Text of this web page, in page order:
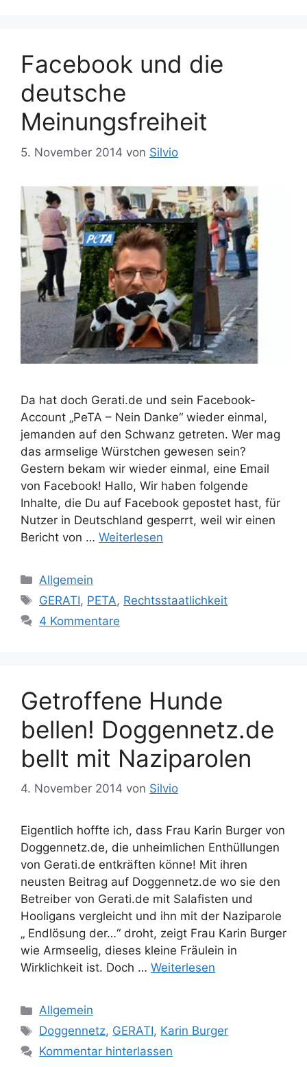
i
e
n
w
r
t
e
r
Facebook und die
deutsche
Meinungsfreiheit
5. November 2014 von Silvio
Da hat doch Gerati.de und sein Facebook-
Account „PeTA – Nein Danke“ wieder einmal,
jemanden auf den Schwanz getreten. Wer mag
das armselige Würstchen gewesen sein?
Gestern bekam wir wieder einmal, eine Email
von Facebook! Hallo, Wir haben folgende
Inhalte, die Du auf Facebook gepostet hast, für
Nutzer in Deutschland gesperrt, weil wir einen
Bericht von … Weiterlesen
K
a
e
i
e
n
Allgemein
S
c
w
r
t
e
r
GERATI, PETA, Rechtsstaatlichkeit
4 Kommentare
Getroffene Hunde
bellen! Doggennetz.de
bellt mit Naziparolen
4. November 2014 von Silvio
Eigentlich hoffte ich, dass Frau Karin Burger von
Doggennetz.de, die unheimlichen Enthüllungen
von Gerati.de entkräften könne! Mit ihren
neusten Beitrag auf Doggennetz.de wo sie den
Betreiber von Gerati.de mit Salafisten und
Hooligans vergleicht und ihn mit der Naziparole
„ Endlösung der…“ droht, zeigt Frau Karin Burger
wie Armseelig, dieses kleine Fräulein in
Wirklichkeit ist. Doch … Weiterlesen
K
a
e
Allgemein
S
c
Doggennetz, GERATI, Karin Burger
Kommentar hinterlassen